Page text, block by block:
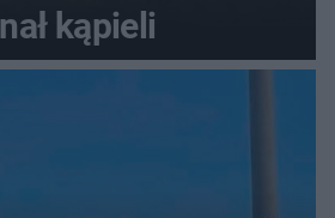
kąpieli